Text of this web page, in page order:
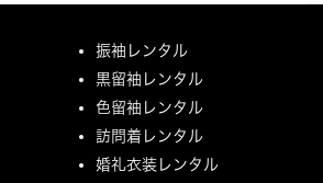
振袖レンタル
黒留袖レンタル
色留袖レンタル
訪問着レンタル
婚礼衣装レンタル